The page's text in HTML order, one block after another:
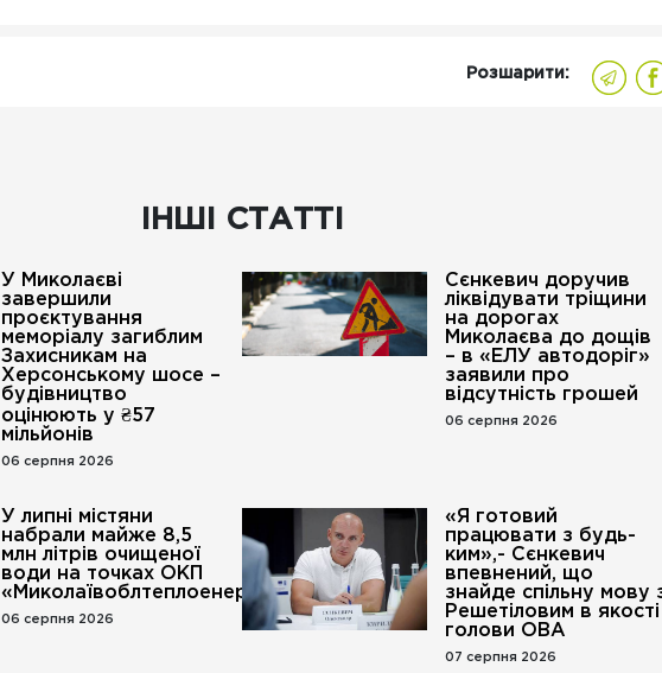
Розшарити:
ІНШІ СТАТТІ
У Миколаєві
завершили
проєктування
меморіалу загиблим
Захисникам на
Херсонському шосе –
будівництво
оцінюють у ₴57
мільйонів
06 серпня 2026
Сєнкевич доручив
ліквідувати тріщини
на дорогах
Миколаєва до дощів
– в «ЕЛУ автодоріг»
заявили про
відсутність грошей
06 серпня 2026
У липні містяни
набрали майже 8,5
млн літрів очищеної
води на точках ОКП
«Миколаївоблтеплоенерго».
06 серпня 2026
«Я готовий
працювати з будь-
ким»,- Сєнкевич
впевнений, що
знайде спільну мову
Решетіловим в якості
голови ОВА
07 серпня 2026